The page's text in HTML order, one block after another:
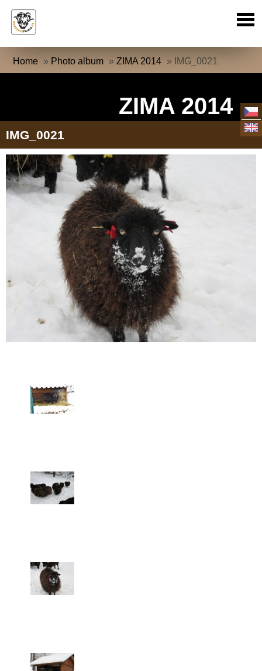
Home » Photo album »ZIMA 2014 » IMG_0021
ZIMA 2014
IMG_0021